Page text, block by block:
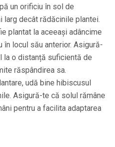
un orificiu în sol de
larg decât rădăcinile plantei.
plantat la aceeași adâncime
în locul său anterior. Asigură-
la o distanță suficientă de
răspândirea sa.
udă bine hibiscusul
Asigură-te că solul rămâne
pentru a facilita adaptarea